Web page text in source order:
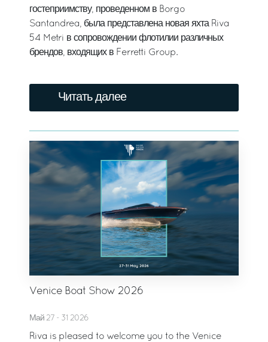
гостеприимству, проведенном в Borgo
Santandrea, была представлена новая яхта Riva
54 Metri в сопровождении флотилии различных
брендов, входящих в Ferretti Group.
Читать далее
Venice Boat Show 2026
Май 27 - 31 2026
Riva is pleased to welcome you to the Venice